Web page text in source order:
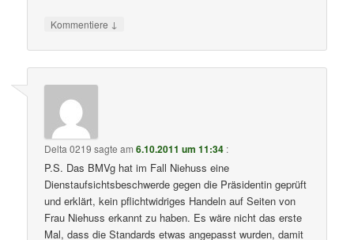
Kommentiere ↓
Delta 0219 sagte am6.10.2011 um 11:34 :
P.S. Das BMVg hat im Fall Niehuss eine
Dienstaufsichtsbeschwerde gegen die Präsidentin geprüft
und erklärt, kein pflichtwidriges Handeln auf Seiten von
Frau Niehuss erkannt zu haben. Es wäre nicht das erste
Mal, dass die Standards etwas angepasst wurden, damit